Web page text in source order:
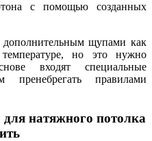
с помощью созданных
щупами как
но это нужно
входят специальные
пренебрегать правилами
натяжного потолка